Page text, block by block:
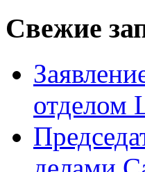
Свежие